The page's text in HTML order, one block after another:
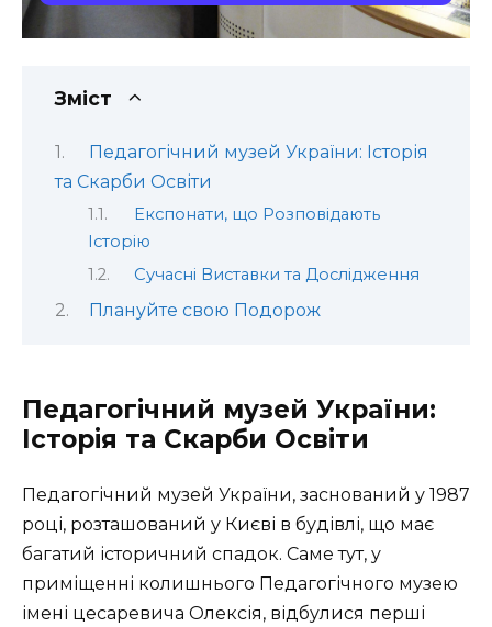
Зміст
Педагогічний музей України: Історія
та Скарби Освіти
Експонати, що Розповідають
Історію
Сучасні Виставки та Дослідження
Плануйте свою Подорож
Педагогічний музей України:
Історія та Скарби Освіти
Педагогічний музей України, заснований у 1987
році, розташований у Києві в будівлі, що має
багатий історичний спадок. Саме тут, у
приміщенні колишнього Педагогічного музею
імені цесаревича Олексія, відбулися перші